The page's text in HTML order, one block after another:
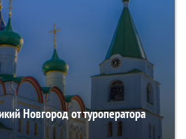
Новгород от туроператора